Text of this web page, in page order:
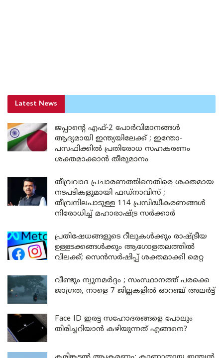
Latest News
ജപ്പാന്റെ എഫ്-2 പോർവിമാനങ്ങൾ
ആദ്യമായി ഇന്ത്യയിലേക്ക് ; ഇന്തോ-
പസഫിക്കിൽ പ്രതിരോധ സഹകരണം
ശക്തമാക്കാൻ തീരുമാനം
തീവ്രവാദ പ്രചാരണത്തിനെതിരെ ശക്തമായ
നടപടികളുമായി ഫഡ്നാവിസ് ;
തീവ്രനിലപാടുള്ള 114 പ്രസിദ്ധീകരണങ്ങൾ
നിരോധിച്ച് മഹാരാഷ്ട്ര സർക്കാർ
പ്രതിഷേധങ്ങളുടെ റീലുകൾക്കും രാഷ്ട്രീയ
ഉള്ളടക്കങ്ങൾക്കും ആഗോളതലത്തിൽ
വിലക്ക്; സെൻസർഷിപ്പ് ശക്തമാക്കി മെറ്റ
വീണ്ടും ന്യൂനമർദ്ദം ; സംസ്ഥാനത്ത് പരക്കെ
ജാഗ്രത, നാളെ 7 ജില്ലകളിൽ ഓറഞ്ച് അലർട്ട്
Face ID ഇരട്ട സഹോദരങ്ങളെ പോലും
തിരിച്ചറിയാൻ കഴിയുന്നത് എങ്ങനെ?